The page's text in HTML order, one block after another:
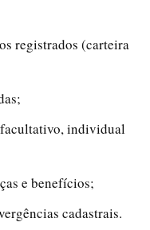
registrados (carteira
individual
e benefícios;
cadastrais.